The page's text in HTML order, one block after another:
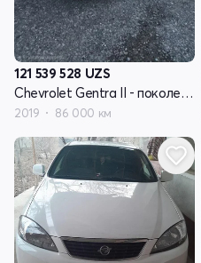
121 539 528 UZS
Chevrolet Gentra II - поколение
2019 86 000 км